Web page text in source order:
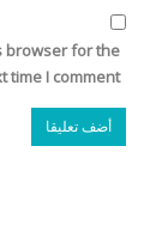
browser for the
time I comment.